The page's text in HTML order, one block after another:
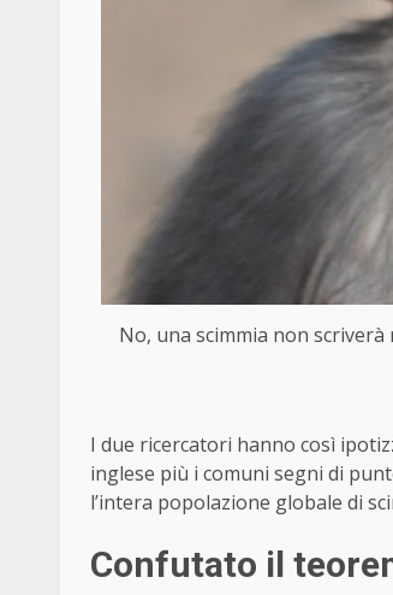
No, una scimmia non
I due ricercatori hanno così
inglese più i comuni segni di
l’intera popolazione globale di
Confutato il